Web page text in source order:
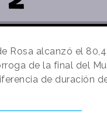
Rosa alcanzó el
de la final del
de duración